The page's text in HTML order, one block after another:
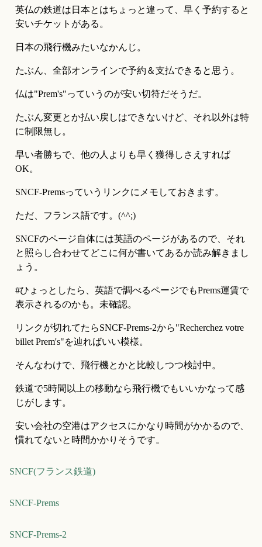
英仏の鉄道は日本とはちょっと違って、早く予約すると
安いチケットがある。
日本の飛行機みたいなかんじ。
たぶん、全部オンラインで予約＆支払できると思う。
仏は"Prem's"っていうのが安い切符だそうだ。
たぶん変更とか払い戻しはできないけど、それ以外は特
に制限無し。
早い者勝ちで、他の人よりも早く獲得しさえすれば
OK。
SNCF-Premsっていうリンクにメモしておきます。
ただ、フランス語です。(^^;)
SNCFのページ自体には英語のページがあるので、それ
と照らし合わせてどこに何が書いてあるか読み解きまし
ょう。
#ひょっとしたら、英語で調べるページでもPrems運賃で
表示されるのかも。未確認。
リンクが切れてたらSNCF-Prems-2から"Recherchez votre
billet Prem's"を辿ればいい模様。
そんなわけで、飛行機とかと比較しつつ検討中。
鉄道で5時間以上の移動なら飛行機でもいいかなって感
じがします。
安い会社の空港はアクセスにかなり時間がかかるので、
慣れてないと時間かかりそうです。
SNCF(フランス鉄道)
SNCF-Prems
SNCF-Prems-2